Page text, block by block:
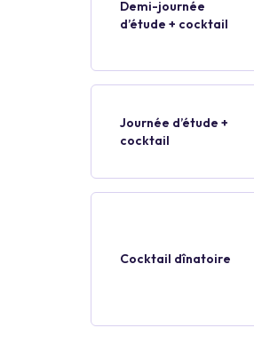
Demi-journée
d’étude + cocktail
Journée d’étude +
cocktail
Cocktail dînatoire